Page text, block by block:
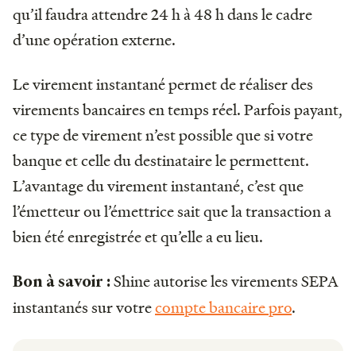
qu’il faudra attendre 24 h à 48 h dans le cadre
d’une opération externe.
Le virement instantané permet de réaliser des
virements bancaires en temps réel. Parfois payant,
ce type de virement n’est possible que si votre
banque et celle du destinataire le permettent.
L’avantage du virement instantané, c’est que
l’émetteur ou l’émettrice sait que la transaction a
bien été enregistrée et qu’elle a eu lieu.
Bon à savoir :Shine autorise les virements SEPA
instantanés sur votrecompte bancaire pro.